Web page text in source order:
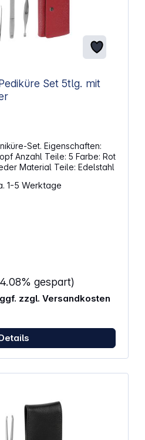
Set 5tlg. mit
Set. Eigenschaften:
Rot
Material Außen: Rindsleder Material Teile: Edelstahl
1-5 Werktage
gespart)
zzgl. Versandkosten